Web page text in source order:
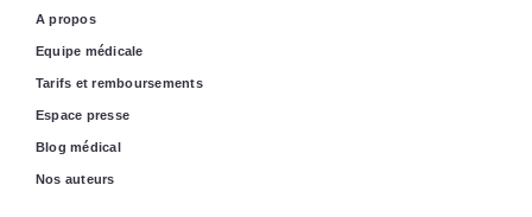
A propos
Equipe médicale
Tarifs et remboursements
Espace presse
Blog médical
Nos auteurs